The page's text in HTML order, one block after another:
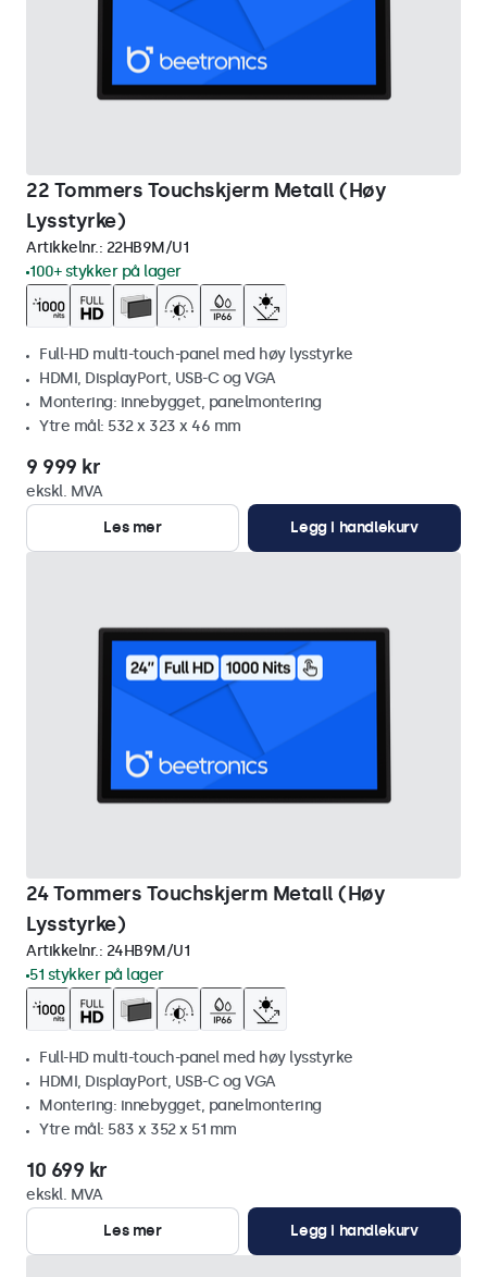
22 Tommers Touchskjerm Metall (Høy
Lysstyrke)
Artikkelnr.: 22HB9M/U1
100+ stykker på lager
Full-HD multi-touch-panel med høy lysstyrke
HDMI, DisplayPort, USB-C og VGA
Montering: innebygget, panelmontering
Ytre mål: 532 x 323 x 46 mm
9 999 kr
ekskl. MVA
Les mer
Legg i handlekurv
24 Tommers Touchskjerm Metall (Høy
Lysstyrke)
Artikkelnr.: 24HB9M/U1
51 stykker på lager
Full-HD multi-touch-panel med høy lysstyrke
HDMI, DisplayPort, USB-C og VGA
Montering: innebygget, panelmontering
Ytre mål: 583 x 352 x 51 mm
10 699 kr
ekskl. MVA
Les mer
Legg i handlekurv